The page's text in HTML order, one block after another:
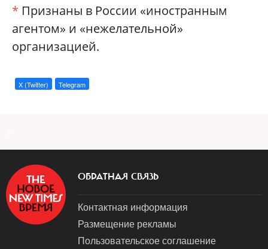
* Признаны в России «иностранным
агентом» и «нежелательной»
организацией.
X (Twitter) Telegram
ОБРАТНАЯ СВЯЗЬ
Контактная информация
Размещение рекламы
Пользовательское соглашение